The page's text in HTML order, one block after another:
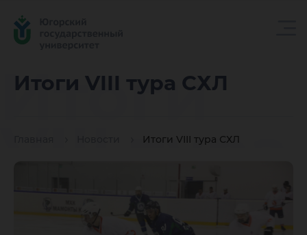
Итоги VIII тура СХЛ
Итоги VIII тура СХЛ
Итоги
VIII тура
СХЛ